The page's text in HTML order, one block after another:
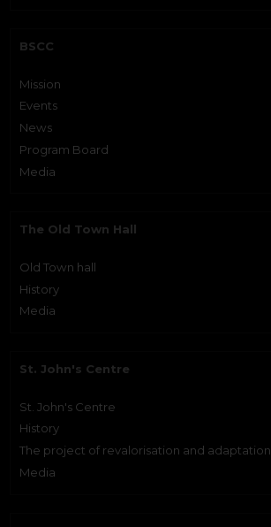
BSCC
Mission
Events
News
Program Board
Media
The Old Town Hall
Old Town hall
History
Media
St. John's Centre
St. John's Centre
History
The project of revalorisation and adaptation
Media